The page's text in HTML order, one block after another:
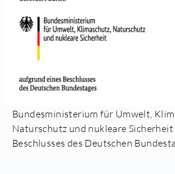
Bundesministerium für Umwelt,
Naturschutz und nukleare
Beschlusses des Deutschen